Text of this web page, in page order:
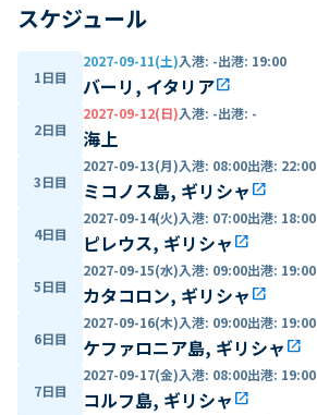
スケジュール
1日目
2027-09-11(土)入港: -出港: 19:00
バーリ, イタリアopen_in_new
2日目
2027-09-12(日)入港: -出港: -
海上
3日目
2027-09-13(月)入港: 08:00出港: 22:00
ミコノス島, ギリシャ open_in_new
4日目
2027-09-14(火)入港: 07:00出港: 18:00
ピレウス, ギリシャ open_in_new
5日目
2027-09-15(水)入港: 09:00出港: 19:00
カタコロン, ギリシャ open_in_new
6日目
2027-09-16(木)入港: 09:00出港: 19:00
ケファロニア島, ギリシャ open_in_new
7日目
2027-09-17(金)入港: 08:00出港: 19:00
コルフ島, ギリシャ open_in_new